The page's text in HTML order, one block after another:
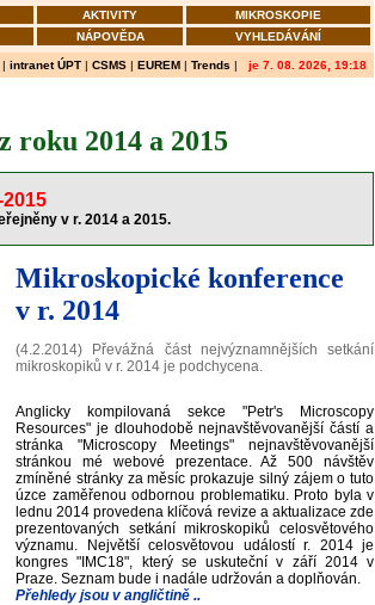
AKTIVITY
MIKROSKOPIE
NÁPOVĚDA VYHLEDÁVÁNÍ
| intranet ÚPT | CSMS | EUREM | Trends | je 7. 08. 2026, 19:18
roku 2014 a 2015
v r. 2014 a 2015.
Mikroskopické konference
v r. 2014
(4.2.2014) Převážná část nejvýznamnějších setkání
mikroskopiků v r. 2014 je podchycena.
Anglicky kompilovaná sekce "Petr's Microscopy
Resources" je dlouhodobě nejnavštěvovanější částí a
stránka "Microscopy Meetings" nejnavštěvovanější
stránkou mé webové prezentace. Až 500 návštěv
zmíněné stránky za měsíc prokazuje silný zájem o tuto
úzce zaměřenou odbornou problematiku. Proto byla v
lednu 2014 provedena klíčová revize a aktualizace zde
prezentovaných setkání mikroskopiků celosvětového
významu. Největší celosvětovou událostí r. 2014 je
kongres "IMC18", který se uskuteční v září 2014 v
Praze. Seznam bude i nadále udržován a doplňován.
Přehledy jsou v angličtině ..